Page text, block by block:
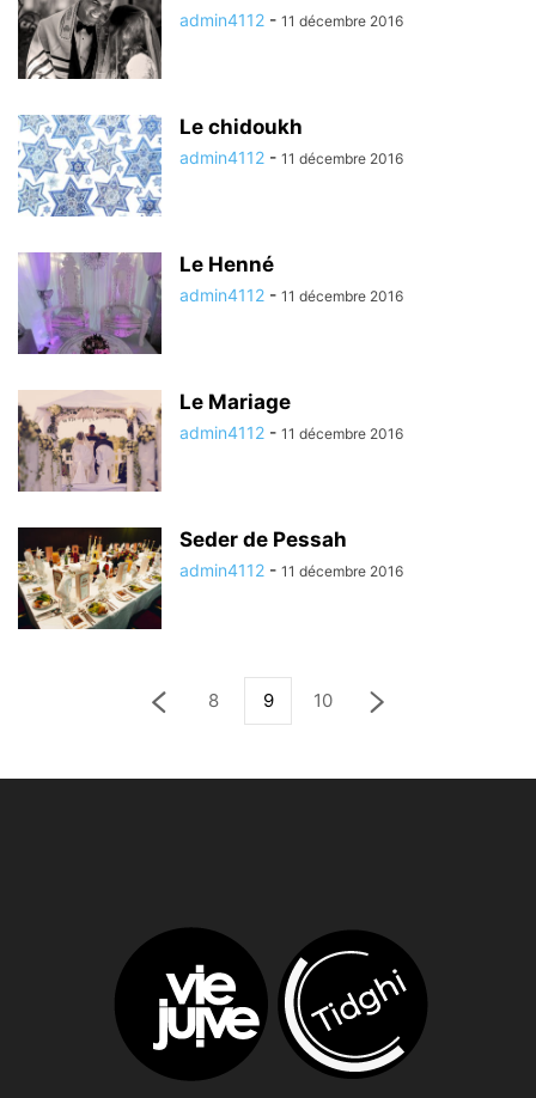
admin4112 - 11 décembre 2016
Le chidoukh
admin4112 - 11 décembre 2016
Le Henné
admin4112 - 11 décembre 2016
Le Mariage
admin4112 - 11 décembre 2016
Seder de Pessah
admin4112 - 11 décembre 2016
8 9 10